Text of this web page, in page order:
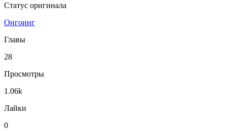
Статус оригинала
Онгоинг
Главы
28
Просмотры
1.06k
Лайки
0